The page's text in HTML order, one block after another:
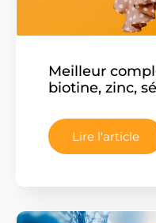
Meilleur
biotine, zinc,
Lire l'article